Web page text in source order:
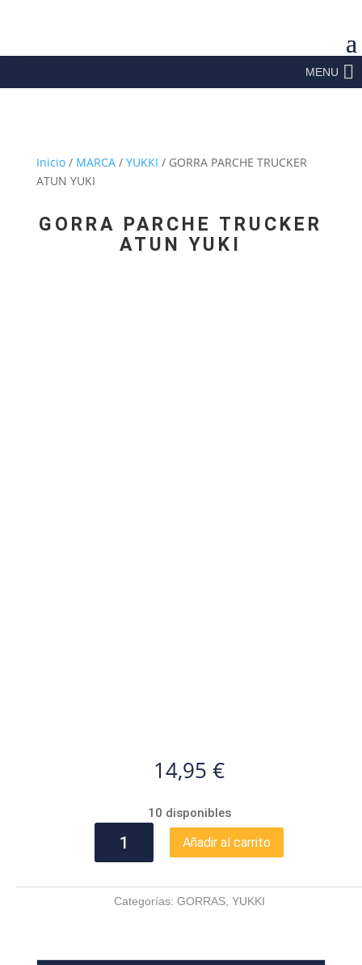
MENU
Inicio/ MARCA/ YUKKI / GORRA PARCHE TRUCKER
ATUN YUKI
GORRA PARCHE TRUCKER
ATUN YUKI
14,95 €
10 disponibles
PARCHE
ATUN
YUKI
Añadir al carrito
Categorías: GORRAS, YUKKI